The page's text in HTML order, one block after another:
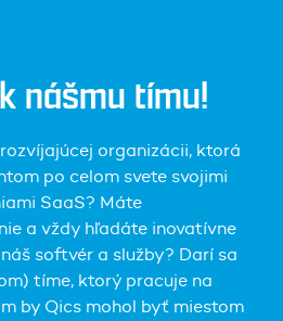
nášmu tímu!
organizácii, ktorá
po celom svete svojimi
SaaS? Máte
a vždy hľadáte inovatívne
softvér a služby? Darí sa
tíme, ktorý pracuje na
by Qics mohol byť miestom